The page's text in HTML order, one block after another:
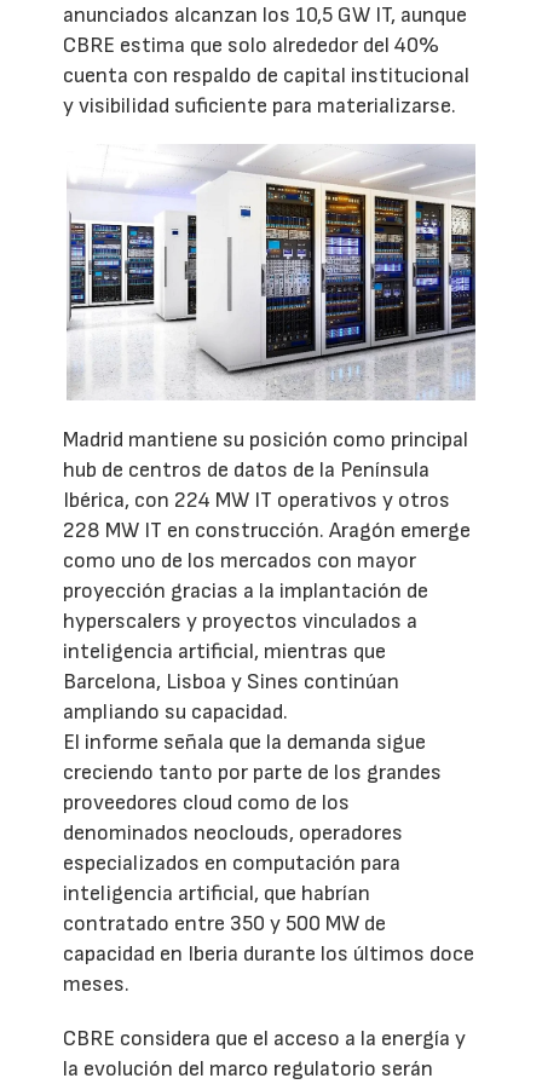
anunciados alcanzan los 10,5 GW IT, aunque
CBRE estima que solo alrededor del 40%
cuenta con respaldo de capital institucional
y visibilidad suficiente para materializarse.
Madrid mantiene su posición como principal
hub de centros de datos de la Península
Ibérica, con 224 MW IT operativos y otros
228 MW IT en construcción. Aragón emerge
como uno de los mercados con mayor
proyección gracias a la implantación de
hyperscalers y proyectos vinculados a
inteligencia artificial, mientras que
Barcelona, Lisboa y Sines continúan
ampliando su capacidad.
El informe señala que la demanda sigue
creciendo tanto por parte de los grandes
proveedores cloud como de los
denominados neoclouds, operadores
especializados en computación para
inteligencia artificial, que habrían
contratado entre 350 y 500 MW de
capacidad en Iberia durante los últimos doce
meses.
CBRE considera que el acceso a la energía y
la evolución del marco regulatorio serán